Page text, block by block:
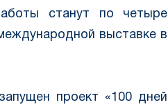
станут по четыре
выставке в
проект «100 дней